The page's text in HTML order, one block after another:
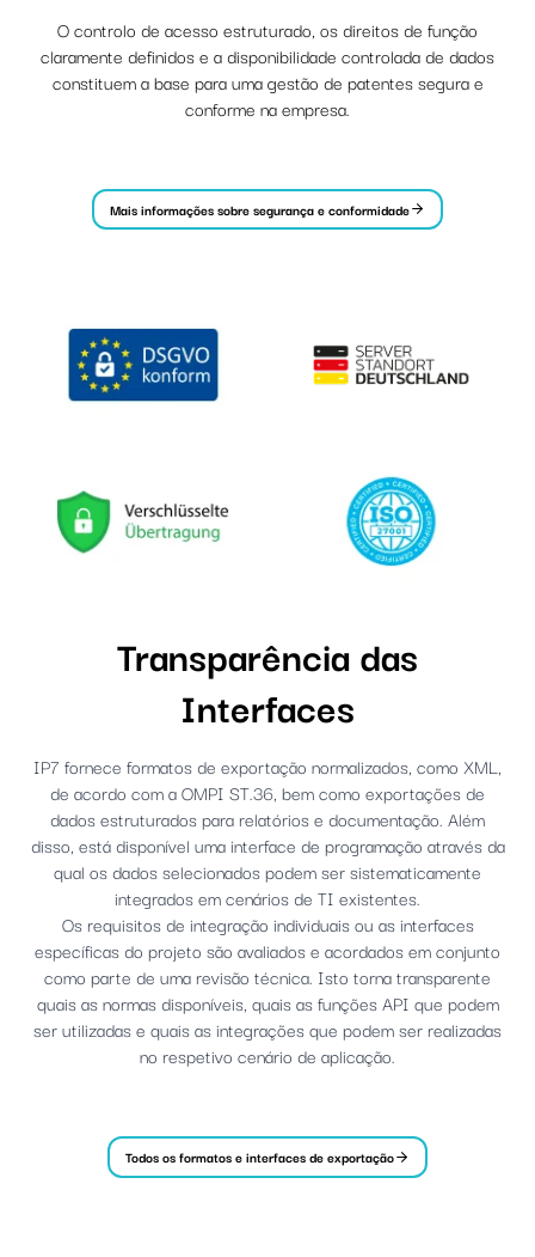
O controlo de acesso estruturado, os direitos de função
claramente definidos e a disponibilidade controlada de dados
constituem a base para uma gestão de patentes segura e
conforme na empresa.
Mais informações sobre segurança e conformidade
Transparência das
Interfaces
IP7 fornece formatos de exportação normalizados, como XML,
de acordo com a OMPI ST.36, bem como exportações de
dados estruturados para relatórios e documentação. Além
disso, está disponível uma interface de programação através da
qual os dados selecionados podem ser sistematicamente
integrados em cenários de TI existentes.
Os requisitos de integração individuais ou as interfaces
específicas do projeto são avaliados e acordados em conjunto
como parte de uma revisão técnica. Isto torna transparente
quais as normas disponíveis, quais as funções API que podem
ser utilizadas e quais as integrações que podem ser realizadas
no respetivo cenário de aplicação.
Todos os formatos e interfaces de exportação